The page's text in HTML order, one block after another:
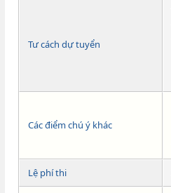
Tư cách dự tuyển
Các điểm chú ý khác
Lệ phí thi